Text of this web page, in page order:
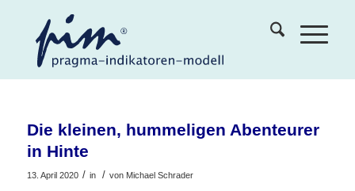
Die kleinen, hummeligen Abenteurer
in Hinte
13. April 2020 / in / von Michael Schrader